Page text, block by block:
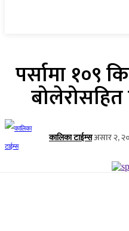
पर्सामा १०९
कालिका टाईम्सअसार २,